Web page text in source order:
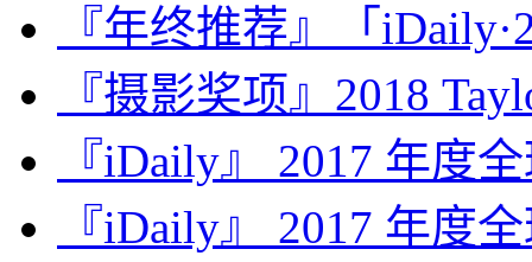
『年终推荐』「
『摄影奖项』2018
『iDaily』 2017 年度
『iDaily』 2017 年度